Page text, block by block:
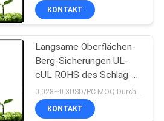
KONTAKT
Langsame Oberflächen-
Berg-Sicherungen UL-
cUL ROHS des Schlag-
SMD 1808 T 2A 125V
REICHWEITE CQC
KONTAKT